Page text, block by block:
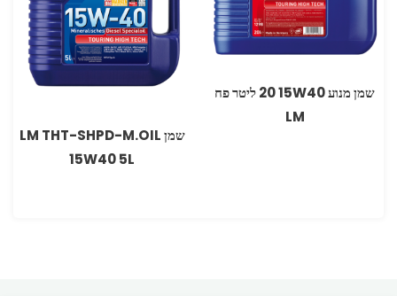
שמן מנוע 15W40 ‏20 ליטר פח
LM
שמן LM THT-SHPD-M.OIL
15W40 5L